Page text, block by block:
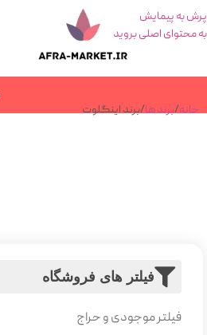
پرش به پیمایش
به محتوای اصلی بروید
خانه برند ها برند اینگلوت
فیلتر های فروشگاه
فیلتر موجودی و حراج